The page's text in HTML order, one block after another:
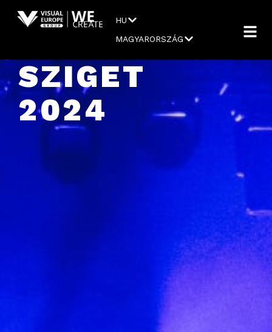
HU
MAGYARORSZÁG
SZIGET
2024